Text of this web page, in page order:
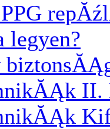
legyen?
II.